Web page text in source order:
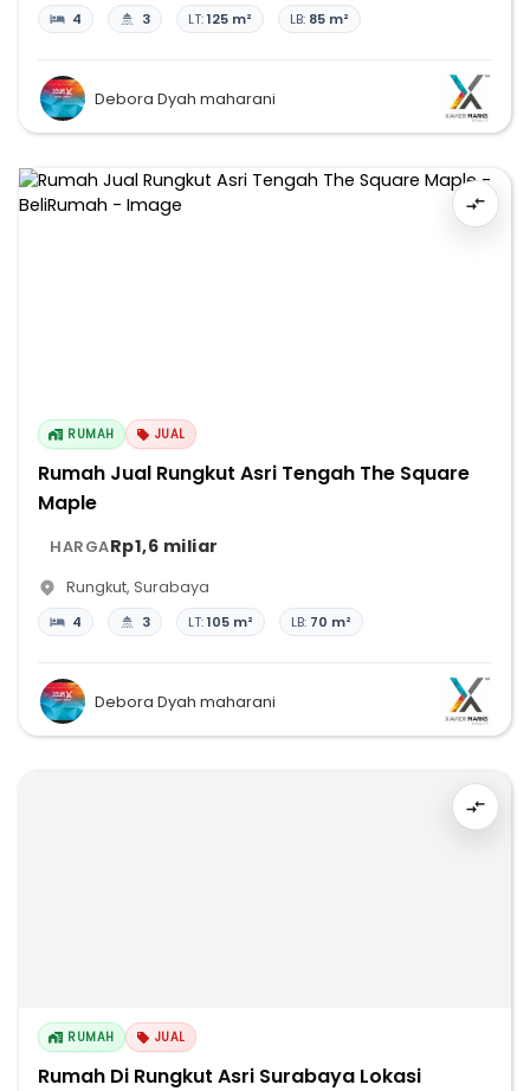
4 3 LT:125 m² LB: 85 m²
Debora Dyah maharani
RUMAH JUAL
Rumah Jual Rungkut Asri Tengah The Square
Maple
HARGARp1,6 miliar
Rungkut, Surabaya
4 3 LT:105 m² LB: 70 m²
Debora Dyah maharani
RUMAH JUAL
Rumah Di Rungkut Asri Surabaya Lokasi